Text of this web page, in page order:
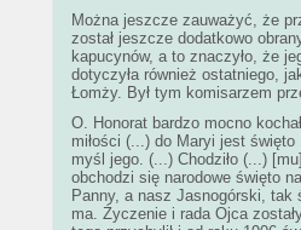
Można jeszcze zauważyć, że
został jeszcze dodatkowo
kapucynów, a to znaczyło, że
dotyczyła również ostatniego,
Łomży. Był tym komisarzem
O. Honorat bardzo mocno
miłości (...) do Maryi jest
myśl jego. (...) Chodziło (...)
obchodzi się narodowe święto
Panny, a nasz Jasnogórski,
ma. Życzenie i rada Ojca